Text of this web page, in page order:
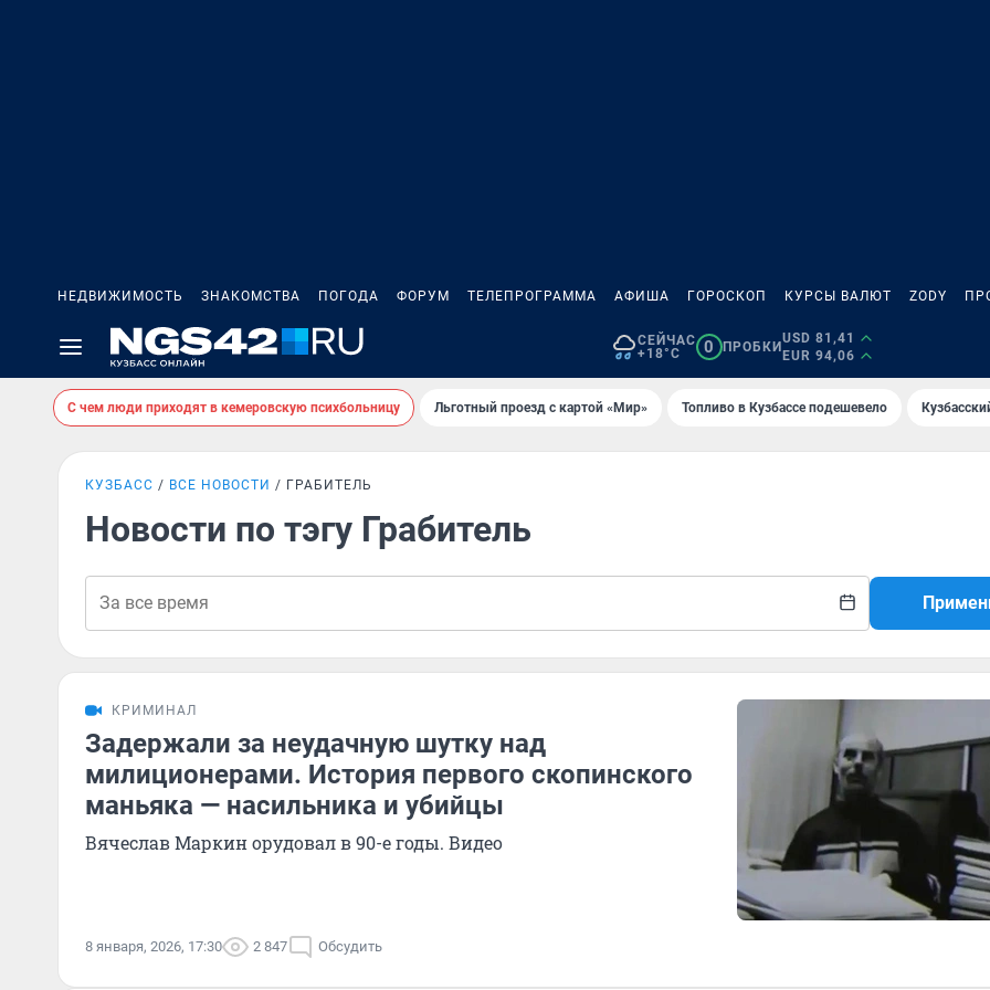
НЕДВИЖИМОСТЬ ЗНАКОМСТВА ПОГОДА ФОРУМ ТЕЛЕПРОГРАММА АФИША ГОРОСКОП КУРСЫ ВАЛЮТ ZODY
СЕЙЧАС
+18°C
0 ПРОБКИ
USD 81,41
EUR 94,06
С чем люди приходят в кемеровскую психбольницу Льготный проезд с картой «Мир» Топливо в Кузбассе подешевело
КУЗБАСС ВСЕ НОВОСТИ ГРАБИТЕЛЬ
Новости по тэгу Грабитель
КРИМИНАЛ
Задержали за неудачную шутку над
милиционерами. История первого скопинского
маньяка — насильника и убийцы
Вячеслав Маркин орудовал в 90-е годы. Видео
8 января, 2026, 17:30 2 847 Обсудить